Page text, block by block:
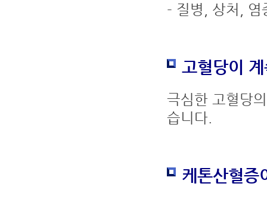
- 질병, 상처, 염
고혈당이
극심한 고혈당
습니다.
케톤산혈증